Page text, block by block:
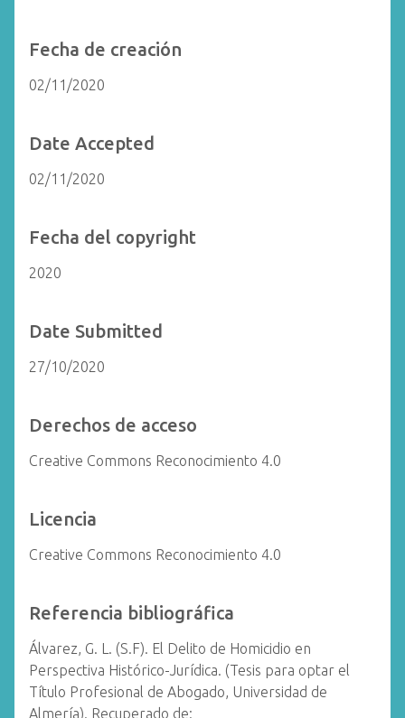
Fecha de creación
02/11/2020
Date Accepted
02/11/2020
Fecha del copyright
2020
Date Submitted
27/10/2020
Derechos de acceso
Creative Commons Reconocimiento 4.0
Licencia
Creative Commons Reconocimiento 4.0
Referencia bibliográfica
Álvarez, G. L. (S.F). El Delito de Homicidio en
Perspectiva Histórico-Jurídica. (Tesis para optar el
Título Profesional de Abogado, Universidad de
Almería). Recuperado de: